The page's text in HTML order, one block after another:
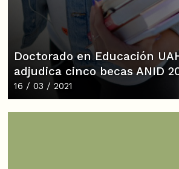
Doctorado en Educación
adjudica cinco becas ANID
16 / 03 / 2021